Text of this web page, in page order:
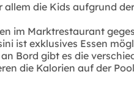
die Kids aufgrund
im Marktrestaurant
exklusives Essen
Bord gibt es die
die Kalorien auf der